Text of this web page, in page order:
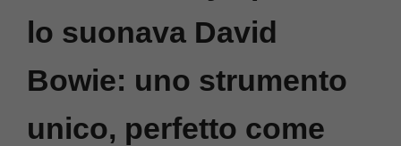
lo suonava David
Bowie: uno strumento
unico, perfetto come